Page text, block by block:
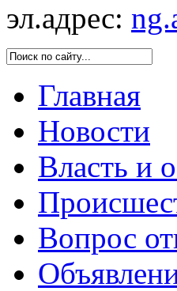
эл.адрес:
Главная
Новости
Власть и
Вопрос